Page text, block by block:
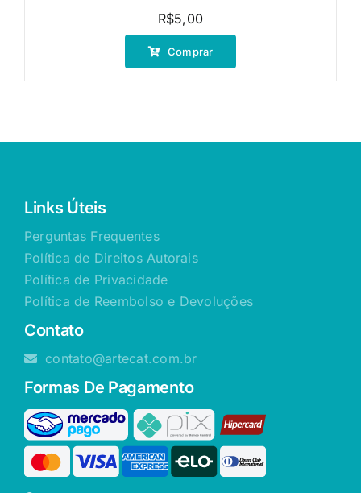
R$5,00
Comprar
Links Úteis
Perguntas Frequentes
Política de Direitos Autorais
Política de Privacidade
Política de Reembolso e Devoluções
Contato
contato@artecat.com.br
Formas De Pagamento